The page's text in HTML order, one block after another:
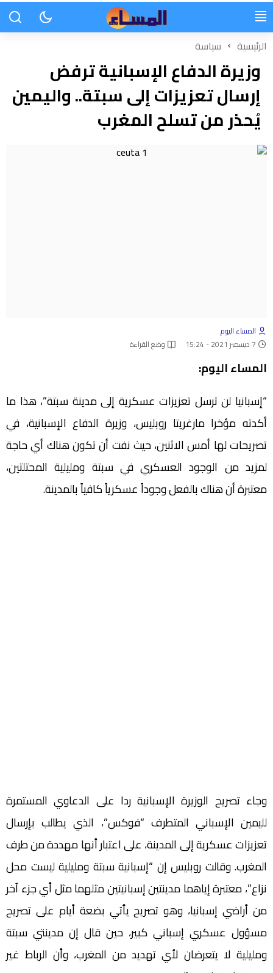
الرئيسية سياسة
وزيرة الدفاع الإسبانية ترفض
إرسال تعزيزات إلى سبتة.. واليمين
يُحذر من تسلح المغرب
المساء اليوم
7 ديسمبر 2021 - 15:24
وضع القراءة
المساء اليوم:
“إسبانيا لن ترسل تعزيزات عسكرية إلى مدينة سبتة”، هذا ما
أكدته مؤخرا مارغريتا روبليس، وزيرة الدفاع الإسبانية، في
تصريحات لها أمس الاثنين، حيث نفت أن تكون هناك أي حاجة
لمزيد من الوجود العسكري في سبتة ومليلية المحتلتين،
معتبرة أن هناك بالفعل وجوداً عسكرياً كافياً بالمدينة.
وجاء تصريح الوزيرة الإسبانية ردا على الدعاوي المستمرة
لليمين الإسباني المتطرف “فوكس”، الذي يطالب بإرسال
تعزيزات عسكرية إلى المدينة، على اعتبار أنها مهددة من طرف
المغرب. وقالت روبليس إن “إسبانية سبتة ومليلية ليست محل
نزاع”، معتبرة إياهما مدينتين إسبانيتين مثلهما مثل أي جزء آخر
من أراضي إسبانيا، وهو تصريح يأتي بضعة أيام على تصريح
مسؤول عسكري إسباني كبير، حين قال إن مدينتي سبتة
ومليلية لا يتعرضان لأي تهديد من المغرب، وأن الرباط غير